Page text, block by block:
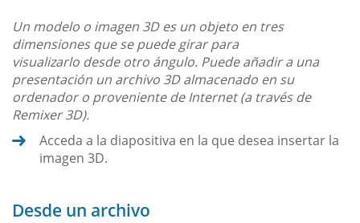
Un modelo o imagen 3D es un objeto en tres
dimensiones que se puede girar para
visualizarlo desde otro ángulo. Puede añadir a una
presentación un archivo 3D almacenado en su
ordenador o proveniente de Internet (a través de
Remixer 3D).
Acceda a la diapositiva en la que desea insertar la
imagen 3D.
Desde un archivo